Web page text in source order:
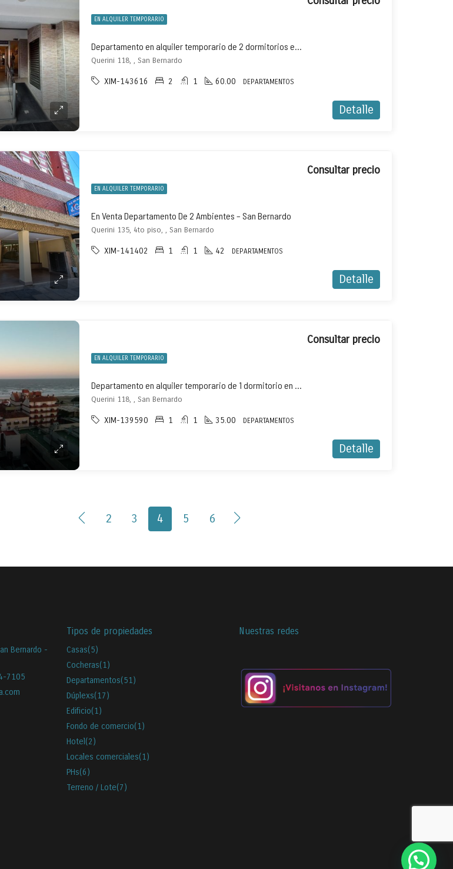
EN ALQUILER TEMPORARIO
Departamento en alquiler temporario de 2 dormitorios en San Bernardo
Querini 118, , San Bernardo
XIM-143616 2 1 60.00 DEPARTAMENTOS
Detalle
EN ALQUILER TEMPORARIO
En Venta Departamento De 2 Ambientes – San Bernardo
Consultar precio
Querini 135, 4to piso, , San Bernardo
XIM-141402 1 1 42 DEPARTAMENTOS
Detalle
EN ALQUILER TEMPORARIO
Departamento en alquiler temporario de 1 dormitorio en San Bernardo
Consultar precio
Querini 118, , San Bernardo
XIM-139590 1 1 35.00 DEPARTAMENTOS
Detalle
2 3 4 5 6
Bernardo -
7105
Tipos de propiedades
Casas(5)
Cocheras(1)
Departamentos(51)
Dúplexs(17)
Edificio(1)
Fondo de comercio(1)
Hotel(2)
Locales comerciales(1)
PHs(6)
Terreno / Lote(7)
Nuestras redes